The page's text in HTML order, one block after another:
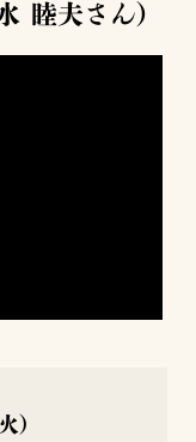
睦夫さん）
）